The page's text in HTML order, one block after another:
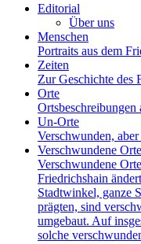
Editorial
Über uns
Menschen
Portraits aus dem
Zeiten
Zur Geschichte des
Orte
Ortsbeschreibungen
Un-Orte
Verschwunden,
Verschwundene Orte
Verschwundene
Friedrichshain
Stadtwinkel, ganze
prägten, sind
umgebaut. Auf
solche